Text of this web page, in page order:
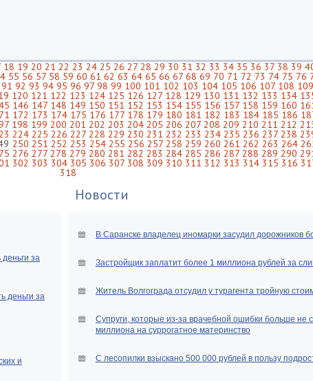
18 19 20 21 22 23 24 25 26 27 28 29 30 31 32 33 34 35 36 37 38 39
55 56 57 58 59 60 61 62 63 64 65 66 67 68 69 70 71 72 73 74 75 76
91 92 93 94 95 96 97 98 99 100 101 102 103 104 105 106 107 108 109
120 121 122 123 124 125 126 127 128 129 130 131 132 133 134
146 147 148 149 150 151 152 153 154 155 156 157 158 159 160
172 173 174 175 176 177 178 179 180 181 182 183 184 185 186
198 199 200 201 202 203 204 205 206 207 208 209 210 211 212
224 225 226 227 228 229 230 231 232 233 234 235 236 237 238
250 251 252 253 254 255 256 257 258 259 260 261 262 263 264
276 277 278 279 280 281 282 283 284 285 286 287 288 289 290
302 303 304 305 306 307 308 309 310 311 312 313 314 315 316
318
за
деньги за
и
Новости
В Саранске владелец иномарки засудил дорожников
Застройщик заплатит более 1 миллиона рублей за
Житель Волгограда отсудил у турагента тройную
Супруги, которые из-за врачебной ошибки больше не
миллиона на суррогатное материнство
С лесопилки взыскано 500 000 рублей в пользу